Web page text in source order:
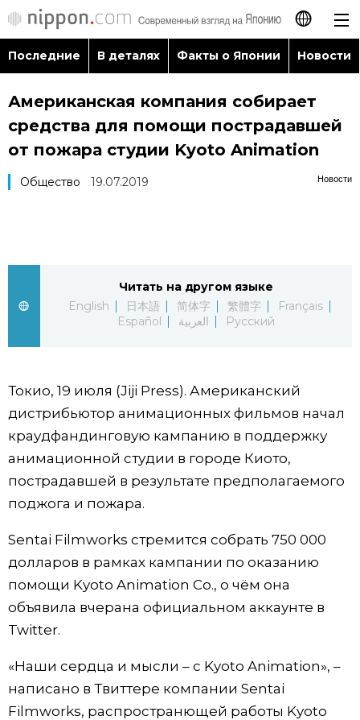
日本語
English
简体字
العربية
Последние
Фото/Видео
Разделы
Люди
Политика
Экономика
Общество
Культура
Популярные статьи
Японский калейдоскоп
Семья
Еда и напитки
Последние В деталях Факты о Японии Новости
Американская компания собирает
средства для помощи пострадавшей
от пожара студии Kyoto Animation
Новости
Общество 19.07.2019
Читать на другом языке
English
日本語 简体字 繁體字
Français
Español
العربية Русский
Токио, 19 июля (Jiji Press). Американский
дистрибьютор анимационных фильмов начал
краудфандинговую кампанию в поддержку
анимационной студии в городе Киото,
пострадавшей в результате предполагаемого
поджога и пожара.
Sentai Filmworks стремится собрать 750 000
долларов в рамках кампании по оказанию
помощи Kyoto Animation Co., о чём она
объявила вчерана официальном аккаунте в
Twitter.
«Наши сердца и мысли – с Kyoto Animation», –
написано в Твиттере компании Sentai
Filmworks, распространющей работы Kyoto